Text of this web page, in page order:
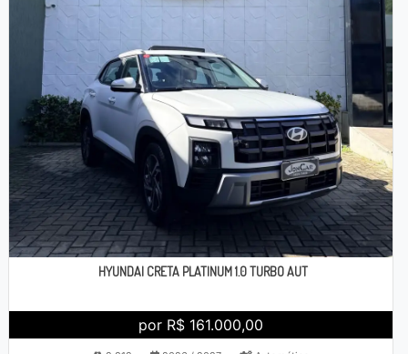
HYUNDAI CRETA PLATINUM 1.0 TURBO AUT
por R$ 161.000,00